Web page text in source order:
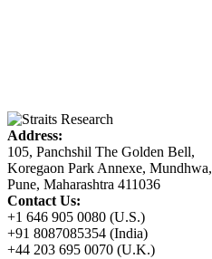
Address:
105, Panchshil The Golden Bell,
Koregaon Park Annexe, Mundhwa,
Pune, Maharashtra 411036
Contact Us:
+1 646 905 0080 (U.S.)
+91 8087085354 (India)
+44 203 695 0070 (U.K.)